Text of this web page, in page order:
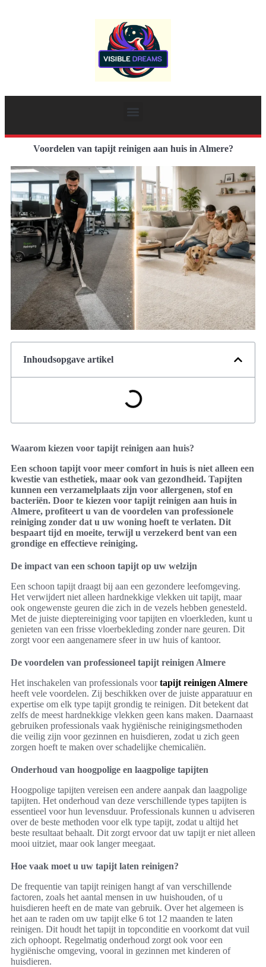
Voordelen van tapijt reinigen aan huis in Almere?
Inhoudsopgave artikel
Waarom kiezen voor tapijt reinigen aan huis?
Een schoon tapijt voor meer comfort in huis is niet alleen een
kwestie van esthetiek, maar ook van gezondheid. Tapijten
kunnen een verzamelplaats zijn voor allergenen, stof en
bacteriën. Door te kiezen voor tapijt reinigen aan huis in
Almere, profiteert u van de voordelen van professionele
reiniging zonder dat u uw woning hoeft te verlaten. Dit
bespaart tijd en moeite, terwijl u verzekerd bent van een
grondige en effectieve reiniging.
De impact van een schoon tapijt op uw welzijn
Een schoon tapijt draagt bij aan een gezondere leefomgeving.
Het verwijdert niet alleen hardnekkige vlekken uit tapijt, maar
ook ongewenste geuren die zich in de vezels hebben genesteld.
Met de juiste dieptereiniging voor tapijten en vloerkleden, kunt u
genieten van een frisse vloerbekleding zonder nare geuren. Dit
zorgt voor een aangenamere sfeer in uw huis of kantoor.
De voordelen van professioneel tapijt reinigen Almere
Het inschakelen van professionals voortapijt reinigen Almere
heeft vele voordelen. Zij beschikken over de juiste apparatuur en
expertise om elk type tapijt grondig te reinigen. Dit betekent dat
zelfs de meest hardnekkige vlekken geen kans maken. Daarnaast
gebruiken professionals vaak hygiënische reinigingsmethoden
die veilig zijn voor gezinnen en huisdieren, zodat u zich geen
zorgen hoeft te maken over schadelijke chemicaliën.
Onderhoud van hoogpolige en laagpolige tapijten
Hoogpolige tapijten vereisen een andere aanpak dan laagpolige
tapijten. Het onderhoud van deze verschillende types tapijten is
essentieel voor hun levensduur. Professionals kunnen u adviseren
over de beste methoden voor elk type tapijt, zodat u altijd het
beste resultaat behaalt. Dit zorgt ervoor dat uw tapijt er niet alleen
mooi uitziet, maar ook langer meegaat.
Hoe vaak moet u uw tapijt laten reinigen?
De frequentie van tapijt reinigen hangt af van verschillende
factoren, zoals het aantal mensen in uw huishouden, of u
huisdieren heeft en de mate van gebruik. Over het algemeen is
het aan te raden om uw tapijt elke 6 tot 12 maanden te laten
reinigen. Dit houdt het tapijt in topconditie en voorkomt dat vuil
zich ophoopt. Regelmatig onderhoud zorgt ook voor een
hygiënische omgeving, vooral in gezinnen met kinderen of
huisdieren.